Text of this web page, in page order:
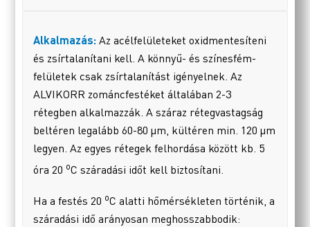
Alkalmazás:Az acélfelületeket oxidmentesíteni
és zsírtalanítani kell. A könnyű- és színesfém-
felületek csak zsírtalanítást igényelnek. Az
ALVIKORR zománcfestéket általában 2-3
rétegben alkalmazzák. A száraz rétegvastagság
beltéren legalább 60-80 µm, kültéren min. 120 µm
legyen. Az egyes rétegek felhordása között kb. 5
óra 20 oC száradási időt kell biztosítani.
Ha a festés 20 oC alatti hőmérsékleten történik, a
száradási idő arányosan meghosszabbodik: